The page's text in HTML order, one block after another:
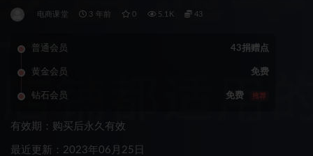
电商课堂 3 年前 0 5.1K 43
普通会员 43捐赠点
黄金会员 免费
钻石会员 免费 推荐
有效期：购买后永久有效
最近更新：2023年06月25日